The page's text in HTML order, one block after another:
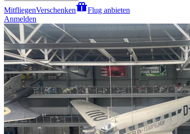
MitfliegenVerschenken
Flug anbieten
Anmelden